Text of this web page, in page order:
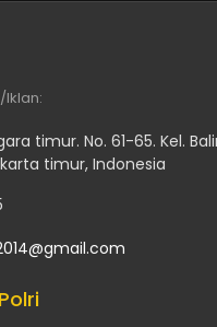
timur. No. 61-65. Kel.
timur, Indonesia